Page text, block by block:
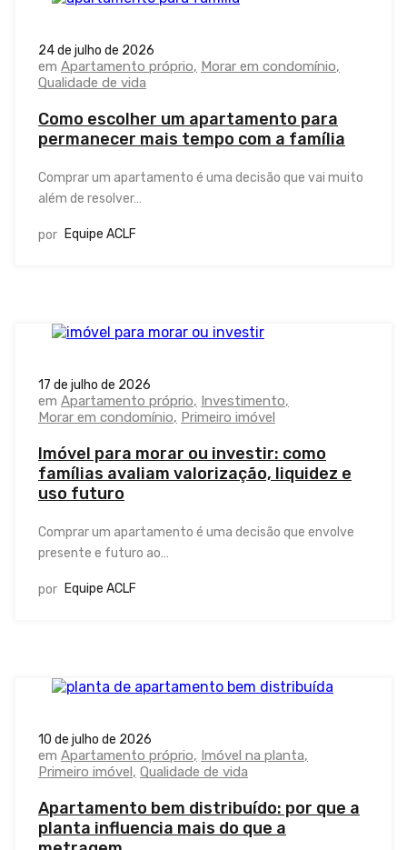
24 de julho de 2026
em Apartamento próprio Morar em condomínio
Qualidade de vida
Como escolher um apartamento para
permanecer mais tempo com a família
Comprar um apartamento é uma decisão que vai muito
além de resolver…
por Equipe ACLF
17 de julho de 2026
em Apartamento próprio Investimento
Morar em condomínio Primeiro imóvel
Imóvel para morar ou investir: como
famílias avaliam valorização, liquidez e
uso futuro
Comprar um apartamento é uma decisão que envolve
presente e futuro ao…
por Equipe ACLF
10 de julho de 2026
em Apartamento próprio Imóvel na planta
Primeiro imóvel Qualidade de vida
Apartamento bem distribuído: por que a
planta influencia mais do que a